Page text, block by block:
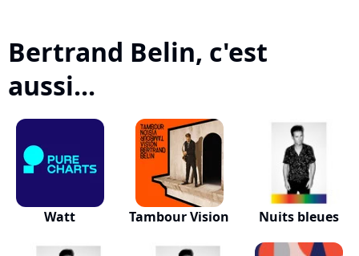
Bertrand Belin, c'est
aussi...
Watt Tambour Vision Nuits bleues